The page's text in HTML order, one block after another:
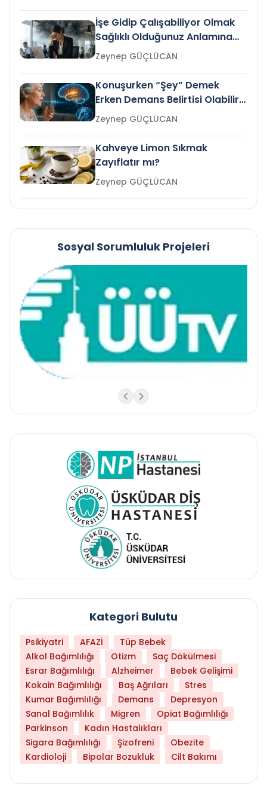
İşe Gidip Çalışabiliyor Olmak
Sağlıklı Olduğunuz Anlamına
Gelir mi?Zeynep GÜÇLÜCAN
Konuşurken “Şey” Demek
Erken Demans Belirtisi Olabilir
mi?
Zeynep GÜÇLÜCAN
Kahveye Limon Sıkmak
Zayıflatır mı?
Zeynep GÜÇLÜCAN
Sosyal Sorumluluk Projeleri
Kategori Bulutu
Psikiyatri AFAZİ
Tüp Bebek
Alkol Bağımlılığı
Otizm
Saç Dökülmesi
Esrar Bağımlılığı
Alzheimer
Bebek Gelişimi
Kokain Bağımlılığı
Baş Ağrıları
Stres
Kumar Bağımlılığı
Demans
Depresyon
Sanal Bağımlılık
Migren
Opiat Bağımlılığı
Parkinson
Kadın Hastalıkları
Sigara Bağımlılığı
Şizofreni
Obezite
Kardioloji
Bipolar Bozukluk Cilt Bakımı